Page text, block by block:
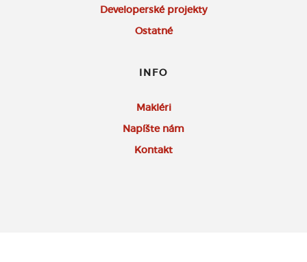
Developerské projekty
Ostatné
INFO
Makléri
Napíšte nám
Kontakt